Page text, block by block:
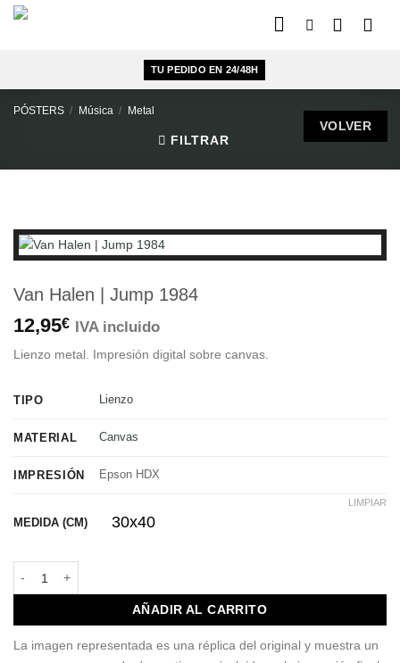
Saltar
TU PEDIDO EN 24/48H
PÓSTERS / Música / Metal
FILTRAR
Van Halen | Jump 1984
12,95€ IVA incluido
Lienzo metal. Impresión digital sobre canvas.
TIPO Lienzo
MATERIAL Canvas
IMPRESIÓN Epson HDX
MEDIDA (CM) 30x40
LIMPIAR
Van Halen | Jump 1984 cantidad
AÑADIR AL CARRITO
La imagen representada es una réplica del original y muestra un